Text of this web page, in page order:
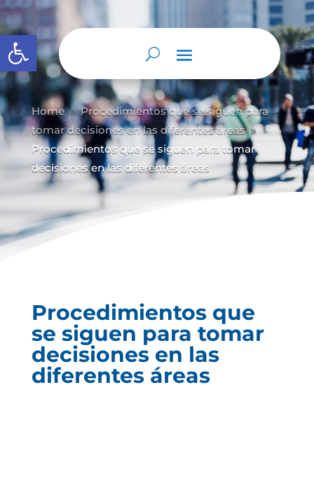
Abrir barra de herramientas
Home 9 Procedimientos que se siguen para
tomar decisiones en las diferentes áreas 9
Procedimientos que se siguen para tomar
decisiones en las diferentes áreas
Procedimientos que
se siguen para tomar
decisiones en las
diferentes áreas